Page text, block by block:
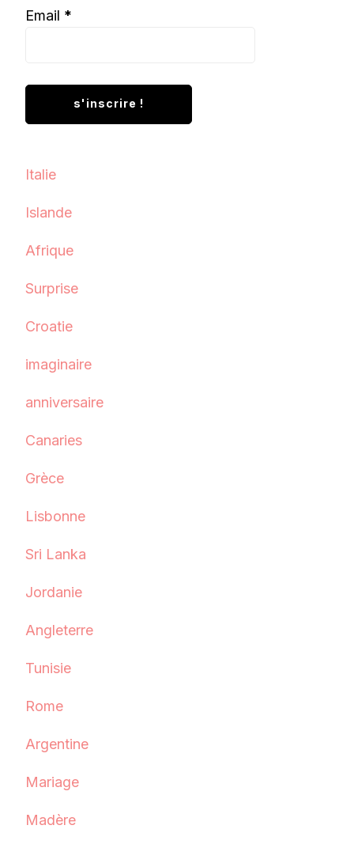
Email *
Italie
Islande
Afrique
Surprise
Croatie
imaginaire
anniversaire
Canaries
Grèce
Lisbonne
Sri Lanka
Jordanie
Angleterre
Tunisie
Rome
Argentine
Mariage
Madère